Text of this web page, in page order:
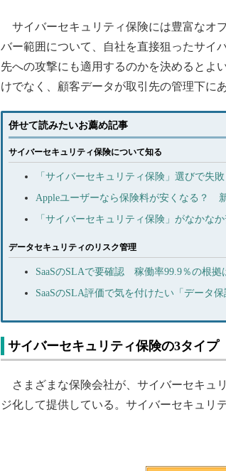
サイバーセキュリティ保険には豊富なオ
バー範囲について、自社を直接狙ったサイ
先への攻撃にも適用するのかを決めるとよ
けでなく、顧客データが取引先の管理下に
併せて読みたいお薦め記事
サイバーセキュリティ保険について知る
「サイバーセキュリティ保険」選びで失
Appleユーザーなら保険料が安くなる？
「サイバーセキュリティ保険」がなかな
データセキュリティのリスク管理
SaaSのSLAで要確認 稼働率99.9％の根
SaaSのSLA評価で気を付けたい「データ
サイバーセキュリティ保険の3タイプ
さまざまな保険会社が、サイバーセキュ
ジ化して提供している。サイバーセキュリ